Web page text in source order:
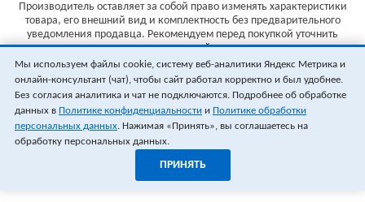
Производитель оставляет за собой право изменять характеристики
товара, его внешний вид и комплектность без предварительного
уведомления продавца. Рекомендуем перед покупкой уточнить
характеристики товара на сайте производителя.
Указанные цены не являются публичной офертой (ст.435 ГК РФ).
Стоимость и наличие товара уточняйте у менеджера.
Мы используем файлы cookie, систему веб-аналитики Яндекс Метрика и
онлайн-консультант (чат), чтобы сайт работал корректно и был удобнее.
Без согласия аналитика и чат не подключаются. Подробнее об обработке
данных в Политике конфиденциальности и Политике обработки
персональных данных. Нажимая «Принять», вы соглашаетесь на
обработку персональных данных.
ПРИНЯТЬ